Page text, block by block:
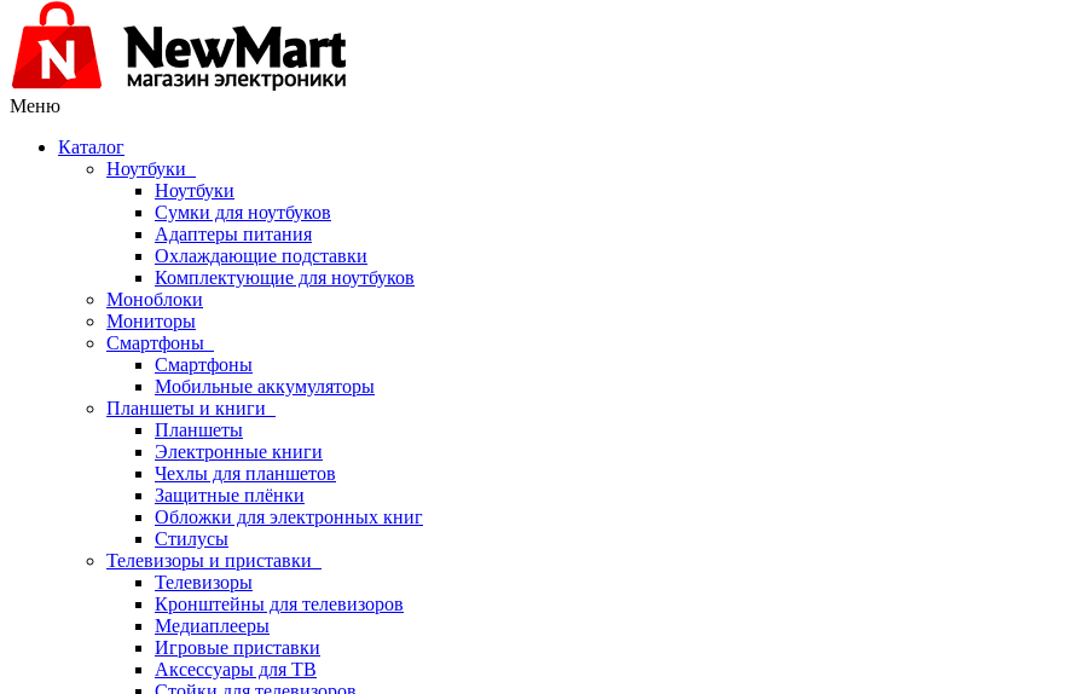
Меню
Каталог
Ноутбуки
Ноутбуки
Сумки для ноутбуков
Адаптеры питания
Охлаждающие подставки
Комплектующие для ноутбуков
Моноблоки
Мониторы
Смартфоны
Смартфоны
Мобильные аккумуляторы
Планшеты и книги
Планшеты
Электронные книги
Чехлы для планшетов
Защитные плёнки
Обложки для электронных книг
Стилусы
Телевизоры и приставки
Телевизоры
Кронштейны для телевизоров
Медиаплееры
Игровые приставки
Аксессуары для ТВ